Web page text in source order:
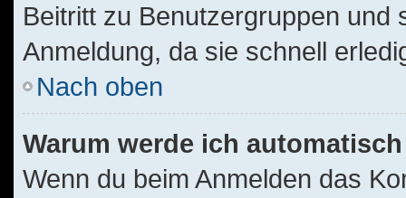
Beitritt zu Benutzergruppen und
Anmeldung, da sie schnell
Nach oben
Warum werde ich
Wenn du beim Anmelden das